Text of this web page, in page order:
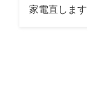
家電直します